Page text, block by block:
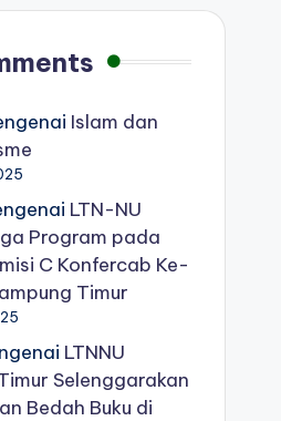
Islam dan
LTN-NU
Program pada
C Konfercab Ke-
Timur
LTNNU
Selenggarakan
Bedah Buku di